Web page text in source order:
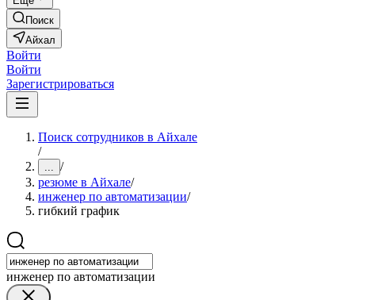
Поиск
Айхал
Войти
Войти
Зарегистрироваться
Поиск сотрудников в Айхале
/
... /
резюме в Айхале/
инженер по автоматизации/
гибкий график
инженер по автоматизации